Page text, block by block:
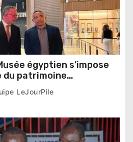
égyptien s’impose
du patrimoine
des dirigeants
LeJourPile